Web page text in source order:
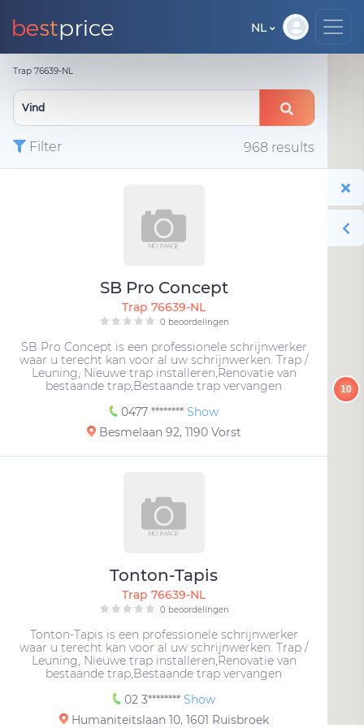
NL
Trap 76639-NL
Filter 968 results
SB Pro Concept
Trap 76639-NL
0 beoordelingen
SB Pro Concept is een professionele schrijnwerker
waar u terecht kan voor al uw schrijnwerken. Trap /
Leuning, Nieuwe trap installeren,Renovatie van
bestaande trap,Bestaande trap vervangen
0477 ******** Show
Besmelaan 92, 1190 Vorst
Tonton-Tapis
Trap 76639-NL
0 beoordelingen
Tonton-Tapis is een professionele schrijnwerker
waar u terecht kan voor al uw schrijnwerken. Trap /
Leuning, Nieuwe trap installeren,Renovatie van
bestaande trap,Bestaande trap vervangen
02 3******** Show
Humaniteitslaan 10, 1601 Ruisbroek
10